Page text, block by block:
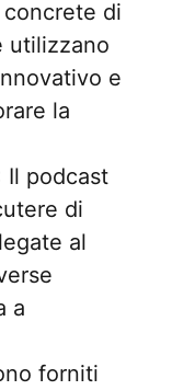
di
utilizzano
e
la
Il podcast
di
al
a
forniti